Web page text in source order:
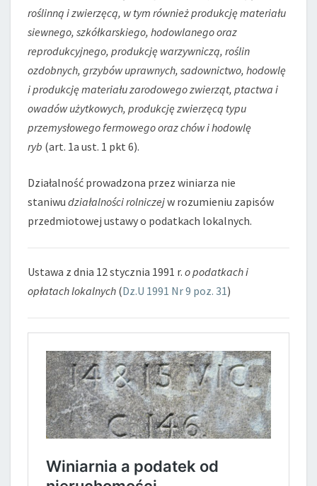
roślinną i zwierzęcą, w tym również produkcję materiału
siewnego, szkółkarskiego, hodowlanego oraz
reprodukcyjnego, produkcję warzywniczą, roślin
ozdobnych, grzybów uprawnych, sadownictwo, hodowlę
i produkcję materiału zarodowego zwierząt, ptactwa i
owadów użytkowych, produkcję zwierzęcą typu
przemysłowego fermowego oraz chów i hodowlę
ryb (art. 1a ust. 1 pkt 6).
Działalność prowadzona przez winiarza nie
staniwu działalności rolniczejw rozumieniu zapisów
przedmiotowej ustawy o podatkach lokalnych.
Ustawa z dnia 12 stycznia 1991 r. o podatkach i
opłatach lokalnych (Dz.U 1991 Nr 9 poz. 31)